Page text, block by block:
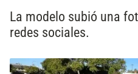
La modelo subió una
redes sociales.